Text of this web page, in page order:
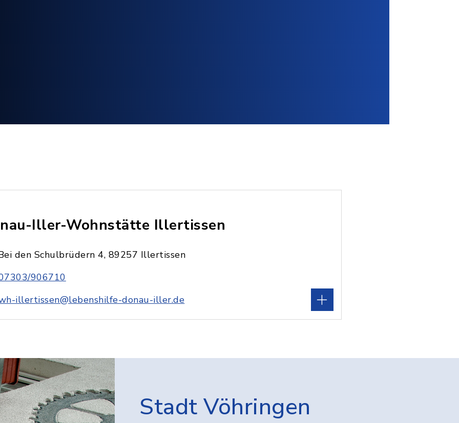
Iller-Wohnstätte Illertissen
den Schulbrüdern 4, 89257 Illertissen
906710
illertissen@lebenshilfe-donau-iller.de
Stadt Vöhringen